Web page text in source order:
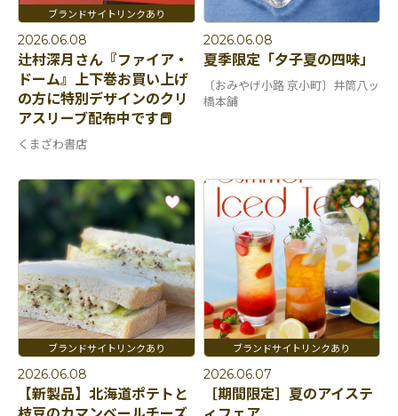
2026.06.08
辻村深月さん『ファイア・
ドーム』上下巻お買い上げ
の方に特別デザインのクリ
アスリーブ配布中です📕
くまざわ書店
2026.06.08
夏季限定「夕子夏の四味」
〔おみやげ小路 京小町〕井筒八ッ
橋本舗
2026.06.08
【新製品】北海道ポテトと
2026.06.07
［期間限定］夏のアイステ